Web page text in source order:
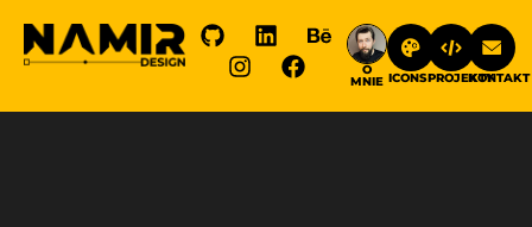
O
MNIE ICONSPROJEKTYKONTAKT